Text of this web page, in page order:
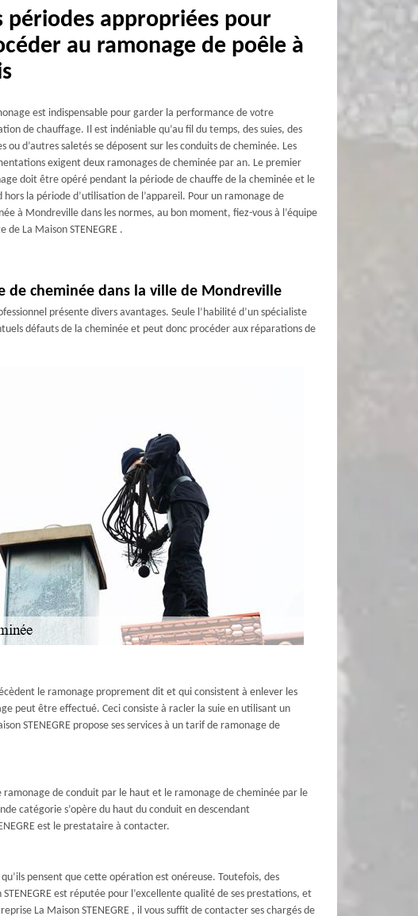
périodes appropriées pour
au ramonage de poêle à
est indispensable pour garder la performance de votre
de chauffage. Il est indéniable qu’au fil du temps, des suies, des
ou d’autres saletés se déposent sur les conduits de cheminée. Les
exigent deux ramonages de cheminée par an. Le premier
doit être opéré pendant la période de chauffe de la cheminée et le
hors la période d’utilisation de l’appareil. Pour un ramonage de
à Mondreville dans les normes, au bon moment, fiez-vous à l’équipe
de La Maison STENEGRE .
de cheminée dans la ville de Mondreville
présente divers avantages. Seule l’habilité d’un spécialiste
défauts de la cheminée et peut donc procéder aux réparations de
le ramonage proprement dit et qui consistent à enlever les
peut être effectué. Ceci consiste à racler la suie en utilisant un
STENEGRE propose ses services à un tarif de ramonage de
de conduit par le haut et le ramonage de cheminée par le
catégorie s’opère du haut du conduit en descendant
est le prestataire à contacter.
pensent que cette opération est onéreuse. Toutefois, des
est réputée pour l’excellente qualité de ses prestations, et
La Maison STENEGRE , il vous suffit de contacter ses chargés de